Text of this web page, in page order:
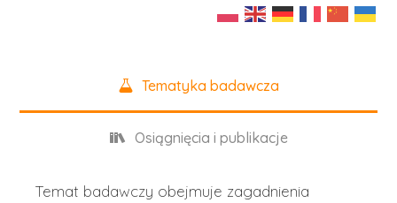
Tematyka badawcza
Osiągnięcia i publikacje
Temat badawczy obejmuje zagadnienia